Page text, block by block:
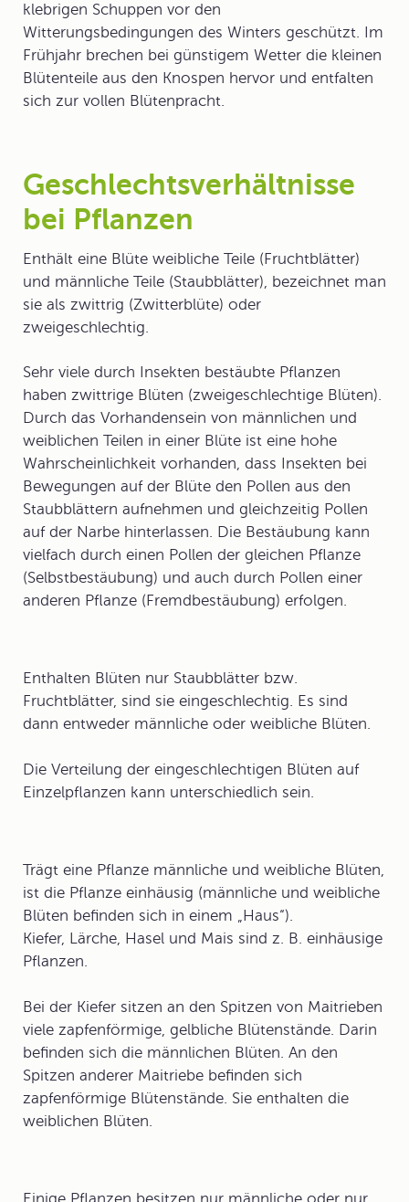
klebrigen Schuppen vor den
Witterungsbedingungen des Winters geschützt. Im
Frühjahr brechen bei günstigem Wetter die kleinen
Blütenteile aus den Knospen hervor und entfalten
sich zur vollen Blütenpracht.
Geschlechtsverhältnisse
bei Pflanzen
Enthält eine Blüte weibliche Teile (Fruchtblätter)
und männliche Teile (Staubblätter), bezeichnet man
sie als zwittrig (Zwitterblüte) oder
zweigeschlechtig.
Sehr viele durch Insekten bestäubte Pflanzen
haben zwittrige Blüten (zweigeschlechtige Blüten).
Durch das Vorhandensein von männlichen und
weiblichen Teilen in einer Blüte ist eine hohe
Wahrscheinlichkeit vorhanden, dass Insekten bei
Bewegungen auf der Blüte den Pollen aus den
Staubblättern aufnehmen und gleichzeitig Pollen
auf der Narbe hinterlassen. Die Bestäubung kann
vielfach durch einen Pollen der gleichen Pflanze
(Selbstbestäubung) und auch durch Pollen einer
anderen Pflanze (Fremdbestäubung) erfolgen.
Enthalten Blüten nur Staubblätter bzw.
Fruchtblätter, sind sie eingeschlechtig. Es sind
dann entweder männliche oder weibliche Blüten.
Die Verteilung der eingeschlechtigen Blüten auf
Einzelpflanzen kann unterschiedlich sein.
Trägt eine Pflanze männliche und weibliche Blüten,
ist die Pflanze einhäusig (männliche und weibliche
Blüten befinden sich in einem „Haus“).
Kiefer, Lärche, Hasel und Mais sind z. B. einhäusige
Pflanzen.
Bei der Kiefer sitzen an den Spitzen von Maitrieben
viele zapfenförmige, gelbliche Blütenstände. Darin
befinden sich die männlichen Blüten. An den
Spitzen anderer Maitriebe befinden sich
zapfenförmige Blütenstände. Sie enthalten die
weiblichen Blüten.